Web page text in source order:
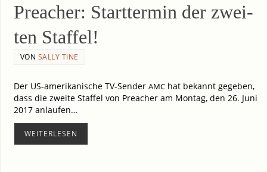
Pre­a­cher: Start­ter­min der zwei­
ten Staffel!
VON SALLY TINE
Der US-amerikanische TV-Sender AMChat bekannt gege­ben,
dass die zwei­te Staf­fel von Pre­a­cher am Mon­tag, den 26. Juni
2017 anlau­fen…
WEI­TER­LE­SEN